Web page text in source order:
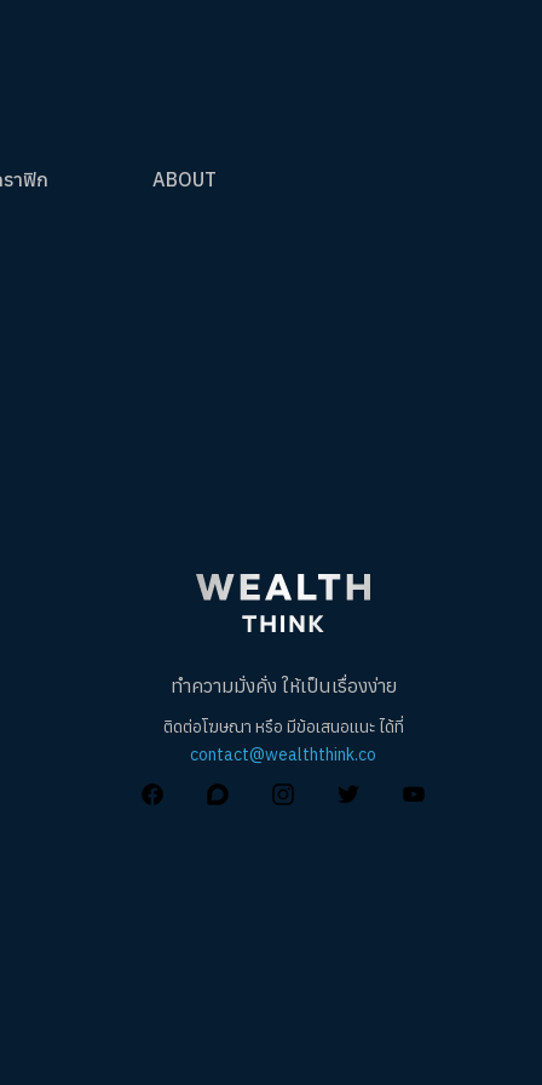
าฟิก ABOUT
ทำความมั่งคั่ง ให้เป็นเรื่องง่าย
ติดต่อโฆษณา หรือ มีข้อเสนอแนะ ได้ที่
contact@wealththink.co